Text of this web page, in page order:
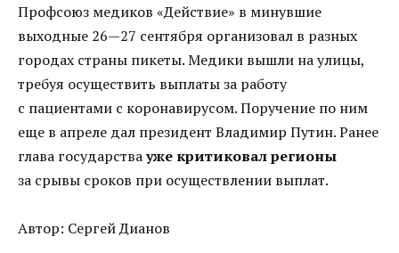
Профсоюз медиков «Действие» в минувшие
выходные 26—27 сентября организовал в разных
городах страны пикеты. Медики вышли на улицы,
требуя осуществить выплаты за работу
с пациентами с коронавирусом. Поручение по ним
еще в апреле дал президент Владимир Путин. Ранее
глава государствауже критиковал регионы
за срывы сроков при осуществлении выплат.
Автор: Сергей Дианов